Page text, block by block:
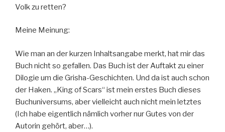
Volk zu retten?
Meine Meinung:
Wie man an der kurzen Inhaltsangabe merkt, hat mir das
Buch nicht so gefallen. Das Buch ist der Auftakt zu einer
Dilogie um die Grisha-Geschichten. Und da ist auch schon
der Haken. „King of Scars“ ist mein erstes Buch dieses
Buchuniversums, aber vielleicht auch nicht mein letztes
(Ich habe eigentlich nämlich vorher nur Gutes von der
Autorin gehört, aber…).